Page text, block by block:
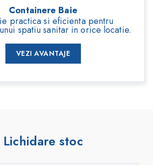
Containere Baie
practica si eficienta pentru
spatiu sanitar in orice locatie.
VEZI AVANTAJE
Lichidare stoc